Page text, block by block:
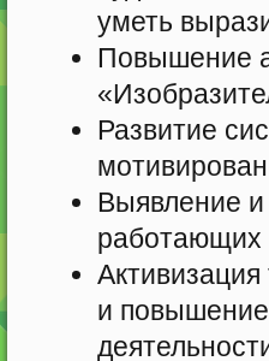
уметь
Повышение
Развитие
Выявление
работающих
и повышение